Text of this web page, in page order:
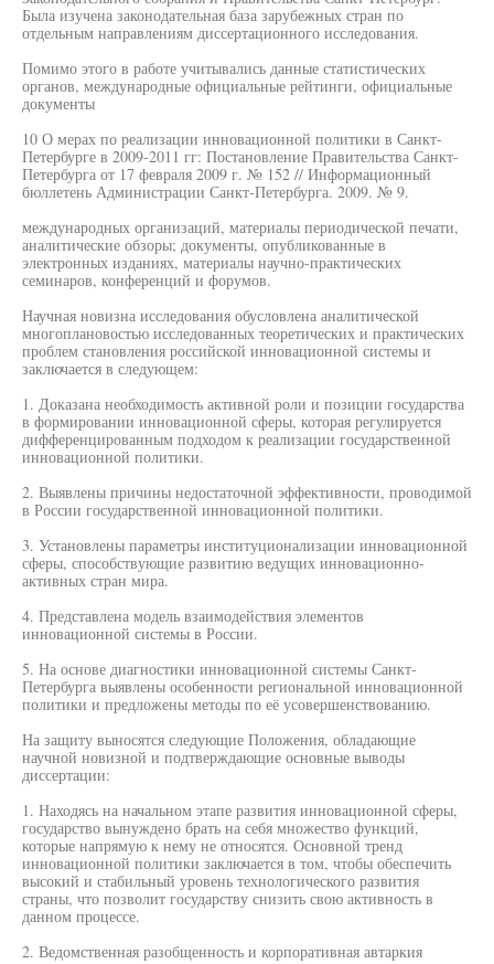
Была изучена законодательная база зарубежных стран по
отдельным направлениям диссертационного исследования.
Помимо этого в работе учитывались данные статистических
органов, международные официальные рейтинги, официальные
документы
10 О мерах по реализации инновационной политики в Санкт-
Петербурге в 2009-2011 гг: Постановление Правительства Санкт-
Петербурга от 17 февраля 2009 г. № 152 // Информационный
бюллетень Администрации Санкт-Петербурга. 2009. № 9.
международных организаций, материалы периодической печати,
аналитические обзоры; документы, опубликованные в
электронных изданиях, материалы научно-практических
семинаров, конференций и форумов.
Научная новизна исследования обусловлена аналитической
многоплановостью исследованных теоретических и практических
проблем становления российской инновационной системы и
заключается в следующем:
1. Доказана необходимость активной роли и позиции государства
в формировании инновационной сферы, которая регулируется
дифференцированным подходом к реализации государственной
инновационной политики.
2. Выявлены причины недостаточной эффективности, проводимой
в России государственной инновационной политики.
3. Установлены параметры институционализации инновационной
сферы, способствующие развитию ведущих инновационно-
активных стран мира.
4. Представлена модель взаимодействия элементов
инновационной системы в России.
5. На основе диагностики инновационной системы Санкт-
Петербурга выявлены особенности региональной инновационной
политики и предложены методы по её усовершенствованию.
На защиту выносятся следующие Положения, обладающие
научной новизной и подтверждающие основные выводы
диссертации:
1. Находясь на начальном этапе развития инновационной сферы,
государство вынуждено брать на себя множество функций,
которые напрямую к нему не относятся. Основной тренд
инновационной политики заключается в том, чтобы обеспечить
высокий и стабильный уровень технологического развития
страны, что позволит государству снизить свою активность в
данном процессе.
2. Ведомственная разобщенность и корпоративная автаркия